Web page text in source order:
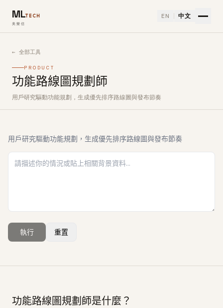
MLTECH
美樂信
EN 中文
← 全部工具
PRODUCT
功能路線圖規劃師
如何使用功能路線圖規劃師免費 AI 工具
用戶研究驅動功能規劃，生成優先排序路線圖與發布節奏
用戶研究驅動功能規劃，生成優先排序路線圖與發布節奏
執行 重置
功能路線圖規劃師是什麼？